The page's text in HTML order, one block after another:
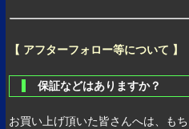
【 アフターフォロー等について 】
保証などはありますか？
お買い上げ頂いた皆さんへは、も